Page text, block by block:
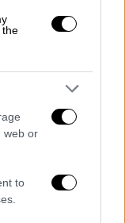
the
web or
to
στην πολύ
οι
ότι
τις
τις
μπορεί, για
μία
τα